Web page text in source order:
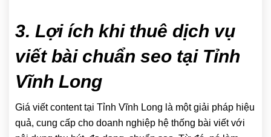
3. Lợi ích khi thuê dịch vụ
viết bài chuẩn seo tại Tỉnh
Vĩnh Long
Giá viết content tại Tỉnh Vĩnh Long là một giải pháp hiệu
quả, cung cấp cho doanh nghiệp hệ thống bài viết với